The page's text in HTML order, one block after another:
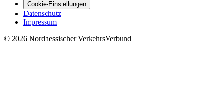
Cookie-Einstellungen
Datenschutz
Impressum
© 2026 Nordhessischer VerkehrsVerbund